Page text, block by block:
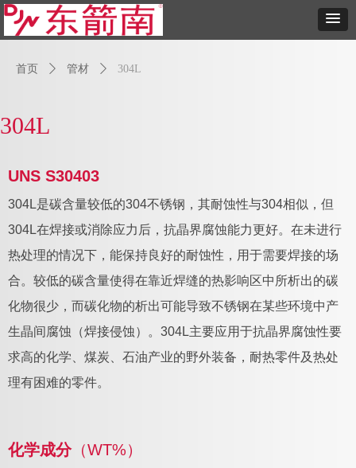
首页 ꄲ 管材 ꄲ 304L
304L
UNS S30403
304L是碳含量较低的304不锈钢，其耐蚀性与304相似，但
304L在焊接或消除应力后，抗晶界腐蚀能力更好。在未进行
热处理的情况下，能保持良好的耐蚀性，用于需要焊接的场
合。较低的碳含量使得在靠近焊缝的热影响区中所析出的碳
化物很少，而碳化物的析出可能导致不锈钢在某些环境中产
生晶间腐蚀（焊接侵蚀）。304L主要应用于抗晶界腐蚀性要
求高的化学、煤炭、石油产业的野外装备，耐热零件及热处
理有困难的零件。
化学成分（WT%）